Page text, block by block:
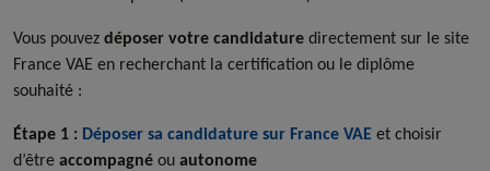
Vous pouvez déposer votre candidature directement sur le site
France VAE en recherchant la certification ou le diplôme
souhaité :
Étape 1 : Déposer sa candidature sur France VAE et choisir
d’être accompagné ou autonome